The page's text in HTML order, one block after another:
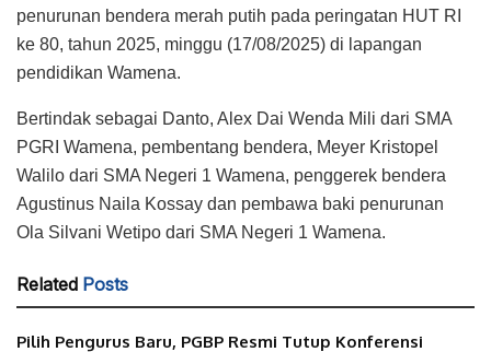
penurunan bendera merah putih pada peringatan HUT RI
ke 80, tahun 2025, minggu (17/08/2025) di lapangan
pendidikan Wamena.
Bertindak sebagai Danto, Alex Dai Wenda Mili dari SMA
PGRI Wamena, pembentang bendera, Meyer Kristopel
Walilo dari SMA Negeri 1 Wamena, penggerek bendera
Agustinus Naila Kossay dan pembawa baki penurunan
Ola Silvani Wetipo dari SMA Negeri 1 Wamena.
Related Posts
Pilih Pengurus Baru, PGBP Resmi Tutup Konferensi